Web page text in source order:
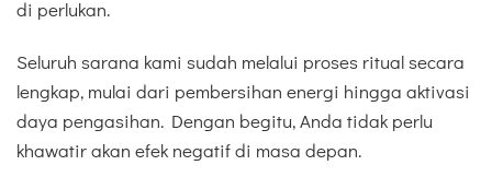
di perlukan.
Seluruh sarana kami sudah melalui proses ritual secara
lengkap, mulai dari pembersihan energi hingga aktivasi
daya pengasihan. Dengan begitu, Anda tidak perlu
khawatir akan efek negatif di masa depan.